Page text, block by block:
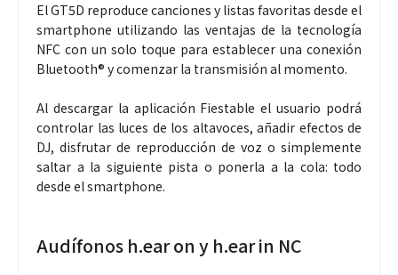
El GT5D reproduce canciones y listas favoritas desde el
smartphone utilizando las ventajas de la tecnología
NFC con un solo toque para establecer una conexión
Bluetooth® y comenzar la transmisión al momento.
Al descargar la aplicación Fiestable el usuario podrá
controlar las luces de los altavoces, añadir efectos de
DJ, disfrutar de reproducción de voz o simplemente
saltar a la siguiente pista o ponerla a la cola: todo
desde el smartphone.
Audífonos h.ear on y h.ear in NC